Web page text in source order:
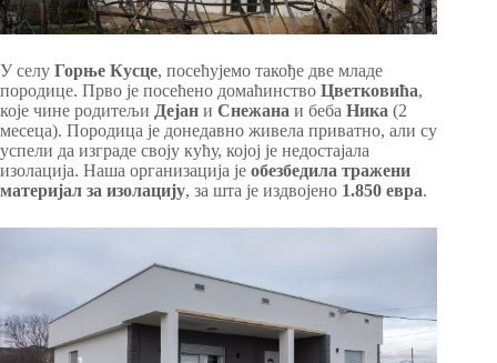
У селу Горње Кусце, посећујемо такође две младе
породице. Прво је посећено домаћинство Цветковића,
које чине родитељи Дејан и Снежана и беба Ника (2
месеца). Породица је донедавно живела приватно, али су
успели да изграде своју кућу, којој је недостајала
изолација. Наша организација је обезбедила тражени
материјал за изолацију, за шта је издвојено 1.850 евра.